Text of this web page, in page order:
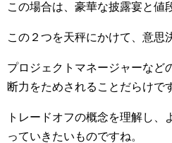
この場合は、豪華な披露宴と値
この２つを天秤にかけて、意思
プロジェクトマネージャーなど
断力をためされることだらけで
トレードオフの概念を理解し、
っていきたいものですね。